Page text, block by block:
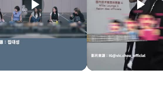
play_arrow play_arrow